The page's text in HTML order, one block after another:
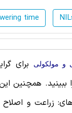
time
و مولکولی
برای
ببینید. همچنین
زراعت و اصلاح